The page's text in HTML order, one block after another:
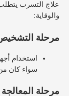
علاج التسرب
والوقاية:
مرحلة
استخدام
سواء كان
مرحلة المعالجة